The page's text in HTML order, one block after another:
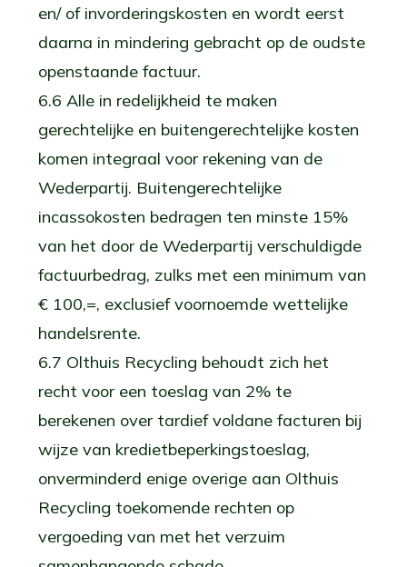
en/ of invorderingskosten en wordt eerst
daarna in mindering gebracht op de oudste
openstaande factuur.
6.6 Alle in redelijkheid te maken
gerechtelijke en buitengerechtelijke kosten
komen integraal voor rekening van de
Wederpartij. Buitengerechtelijke
incassokosten bedragen ten minste 15%
van het door de Wederpartij verschuldigde
factuurbedrag, zulks met een minimum van
€ 100,=, exclusief voornoemde wettelijke
handelsrente.
6.7 Olthuis Recycling behoudt zich het
recht voor een toeslag van 2% te
berekenen over tardief voldane facturen bij
wijze van kredietbeperkingstoeslag,
onverminderd enige overige aan Olthuis
Recycling toekomende rechten op
vergoeding van met het verzuim